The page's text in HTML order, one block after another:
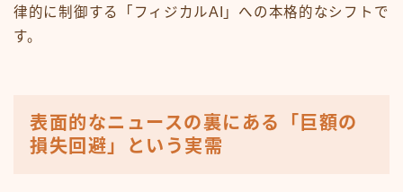
律的に制御する「フィジカルAI」への本格的なシフトで
す。
表面的なニュースの裏にある「巨額の
損失回避」という実需